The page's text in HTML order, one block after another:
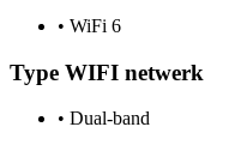
• WiFi 6
Type WIFI netwerk
• Dual-band